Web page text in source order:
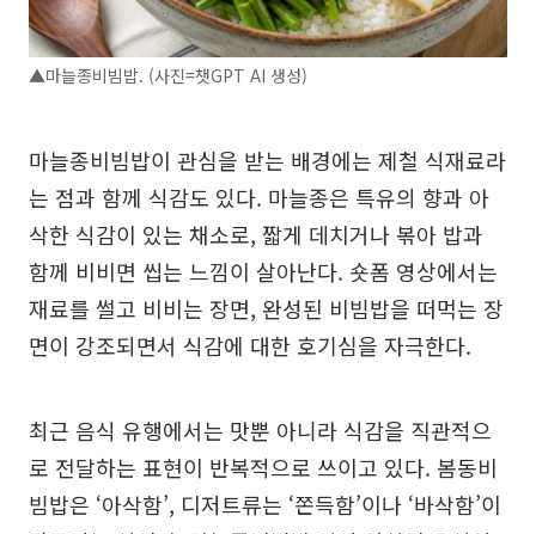
▲마늘종비빔밥. (사진=챗GPT AI 생성)
마늘종비빔밥이 관심을 받는 배경에는 제철 식재료라
는 점과 함께 식감도 있다. 마늘종은 특유의 향과 아
삭한 식감이 있는 채소로, 짧게 데치거나 볶아 밥과
함께 비비면 씹는 느낌이 살아난다. 숏폼 영상에서는
재료를 썰고 비비는 장면, 완성된 비빔밥을 떠먹는 장
면이 강조되면서 식감에 대한 호기심을 자극한다.
최근 음식 유행에서는 맛뿐 아니라 식감을 직관적으
로 전달하는 표현이 반복적으로 쓰이고 있다. 봄동비
빔밥은 ‘아삭함’, 디저트류는 ‘쫀득함’이나 ‘바삭함’이